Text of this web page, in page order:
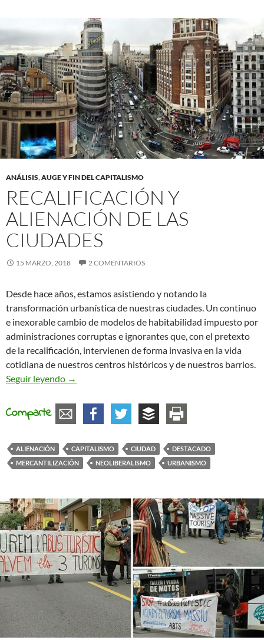
ANÁLISIS,AUGE Y FIN DEL CAPITALISMO
RECALIFICACIÓN Y
ALIENACIÓN DE LAS
CIUDADES
15 MARZO, 2018 2 COMENTARIOS
Desde hace años, estamos asistiendo y notando la
transformación urbanística de nuestras ciudades. Un continuo
e inexorable cambio de modelos de habitabilidad impuesto por
administraciones corruptas e ignorantes que, con el pretexto
de la recalificación, intervienen de forma invasiva en la vida
cotidiana de nuestros centros históricos y de nuestros barrios.
Seguir leyendo Recalificación y alienación de las ciudades
→
Comparte
ALIENACIÓN CAPITALISMO CIUDAD
DESTACADO
MERCANTILIZACIÓN
NEOLIBERALISMO URBANISMO